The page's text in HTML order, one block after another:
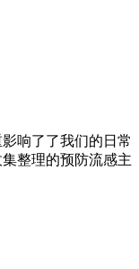
响了了我们的日常
整理的预防流感主